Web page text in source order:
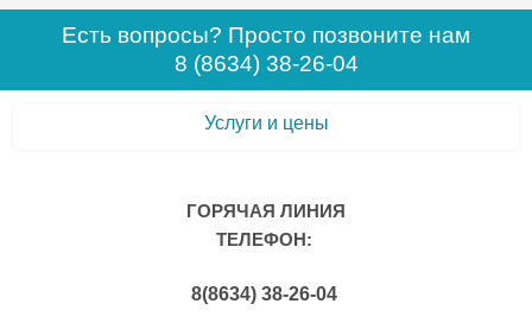
Есть вопросы? Просто позвоните нам
8 (8634) 38-26-04
Услуги и цены
ГОРЯЧАЯ ЛИНИЯ
ТЕЛЕФОН:
8(8634) 38-26-04